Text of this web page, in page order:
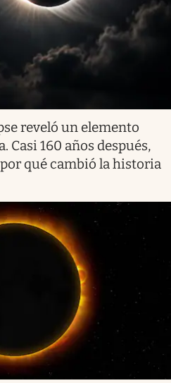
reveló un elemento
Casi 160 años después,
qué cambió la historia